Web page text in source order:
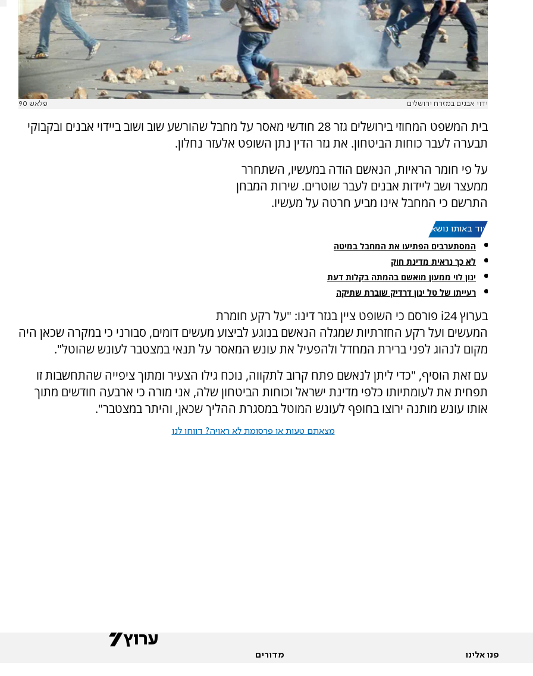
ידוי אבנים במזרח ירושלים פלאש 90
בית המשפט המחוזי בירושלים גזר 28 חודשי מאסר על מחבל שהורשע שוב ושוב ביידוי אבנים ובקבוקי
תבערה לעבר כוחות הביטחון. את גזר הדין נתן השופט אלעזר נחלון.
על פי חומר הראיות, הנאשם הודה במעשיו, השתחרר
ממעצר ושב ליידות אבנים לעבר שוטרים. שירות המבחן
התרשם כי המחבל אינו מביע חרטה על מעשיו.
עוד באותו נושא:
המסתערבים הפתיעו את המחבל במיטה
לא כך נראית מדינת חוק
ינון לוי ממעון מואשם בהמתה בקלות דעת
רעייתו של טל ינון דרדיק שוברת שתיקה
בערוץ i24 פורסם כי השופט ציין בגזר דינו: "על רקע חומרת
המעשים ועל רקע החזרתיות שמגלה הנאשם בנוגע לביצוע מעשים דומים, סבורני כי במקרה שכאן היה
מקום לנהוג לפני ברירת המחדל ולהפעיל את עונש המאסר על תנאי במצטבר לעונש שהוטל".
עם זאת הוסיף, "כדי ליתן לנאשם פתח קרוב לתקווה, נוכח גילו הצעיר ומתוך ציפייה שהתחשבות זו
תפחית את לעומתיותו כלפי מדינת ישראל וכוחות הביטחון שלה, אני מורה כי ארבעה חודשים מתוך
אותו עונש מותנה ירוצו בחופף לעונש המוטל במסגרת ההליך שכאן, והיתר במצטבר".
מצאתם טעות או פרסומת לא ראויה? דווחו לנו
פנו אלינו מדורים